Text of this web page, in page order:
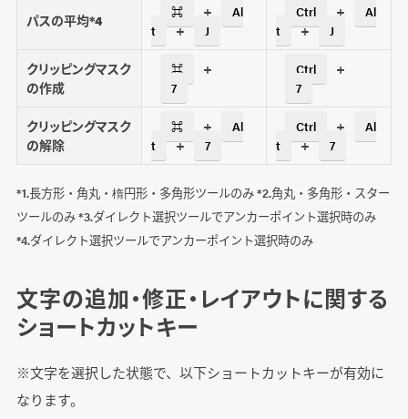
パスの平均*4 ⌘ +
Al
t
+ J
Ctrl +
Al
t
+ J
クリッピングマスク
の作成
⌘ +
7
Ctrl +
7
クリッピングマスク
の解除
⌘ +
Al
t
+ 7
Ctrl +
Al
t
+ 7
*1.長方形・角丸・楕円形・多角形ツールのみ *2.角丸・多角形・スター
ツールのみ *3.ダイレクト選択ツールでアンカーポイント選択時のみ
*4.ダイレクト選択ツールでアンカーポイント選択時のみ
文字の追加・修正・レイアウトに関する
ショートカットキー
※文字を選択した状態で、以下ショートカットキーが有効に
なります。